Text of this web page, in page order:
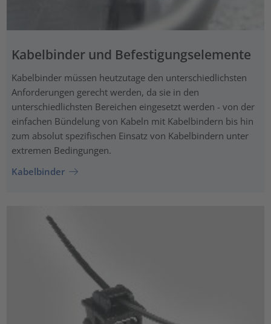
Kabelbinder und Befestigungselemente
Kabelbinder müssen heutzutage den unterschiedlichsten
Anforderungen gerecht werden, da sie in den
unterschiedlichsten Bereichen eingesetzt werden - von der
einfachen Bündelung von Kabeln mit Kabelbindern bis hin
zum absolut spezifischen Einsatz von Kabelbindern unter
extremen Bedingungen.
Kabelbinder